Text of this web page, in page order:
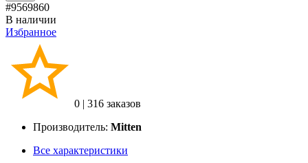
#9569860
В наличии
Избранное
0 | 316 заказов
Производитель: Mitten
Все характеристики